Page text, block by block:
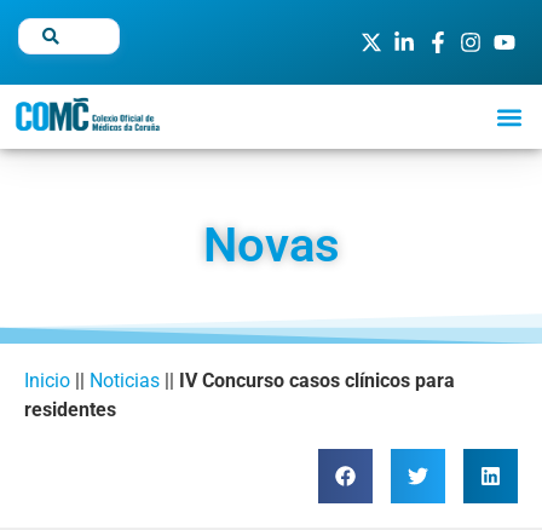
Novas
Inicio || Noticias || IV Concurso casos clínicos para
residentes